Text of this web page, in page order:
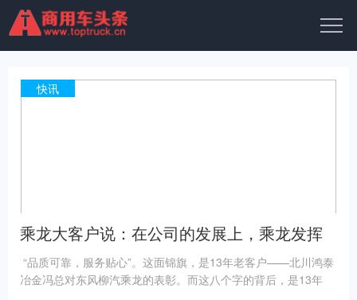
快讯
乘龙大客户说：在公司的发展上，乘龙发挥
了关键的作用
“品质可靠，服务贴心”。这面锦旗，是13年老客户——北川鸿泰
冶金冯总对东风柳汽乘龙的表彰。而这八个字的背后，是13年